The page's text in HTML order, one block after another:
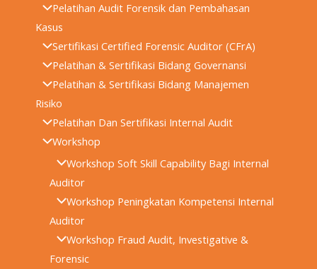
Pelatihan Audit Forensik dan Pembahasan
Kasus
Sertifikasi Certified Forensic Auditor (CFrA)
Pelatihan & Sertifikasi Bidang Governansi
Pelatihan & Sertifikasi Bidang Manajemen
Risiko
Pelatihan Dan Sertifikasi Internal Audit
Workshop
Workshop Soft Skill Capability Bagi Internal
Auditor
Workshop Peningkatan Kompetensi Internal
Auditor
Workshop Fraud Audit, Investigative &
Forensic